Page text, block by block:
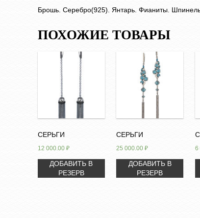
Брошь. Серебро(925). Янтарь. Фианиты.
ПОХОЖИЕ ТОВАРЫ
СЕРЬГИ
12 000.00 ₽
ДОБАВИТЬ В
РЕЗЕРВ
СЕРЬГИ
25 000.00₽
ДОБАВИТЬ В
РЕЗЕРВ
6